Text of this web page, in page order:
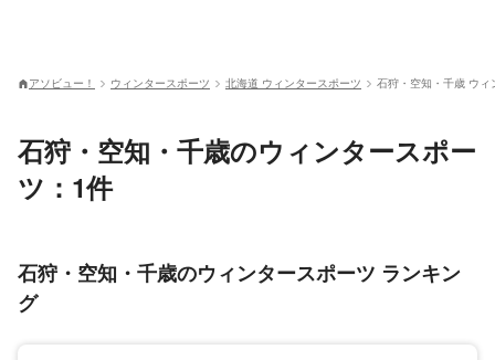
アソビュー！ ウィンタースポーツ 北海道 ウィンタースポーツ 石狩・空知・千歳 ウィ
石狩・空知・千歳のウィンタースポー
ツ：1件
石狩・空知・千歳のウィンタースポーツ ランキン
グ